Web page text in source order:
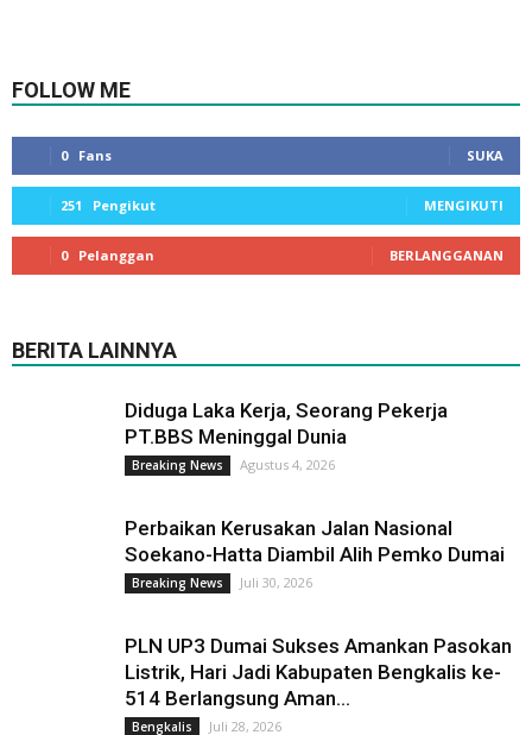
FOLLOW ME
0 Fans SUKA
251 Pengikut MENGIKUTI
0 Pelanggan BERLANGGANAN
BERITA LAINNYA
Diduga Laka Kerja, Seorang Pekerja
PT.BBS Meninggal Dunia
Breaking News Agustus 4, 2026
Perbaikan Kerusakan Jalan Nasional
Soekano-Hatta Diambil Alih Pemko Dumai
Breaking News Juli 30, 2026
PLN UP3 Dumai Sukses Amankan Pasokan
Listrik, Hari Jadi Kabupaten Bengkalis ke-
514 Berlangsung Aman...
Bengkalis Juli 28, 2026